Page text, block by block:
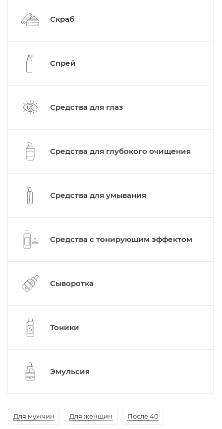
Скраб
Спрей
Средства для глаз
Средства для глубокого очищения
Средства для умывания
Средства с тонирующим эффектом
Сыворотка
Тоники
Эмульсия
Для мужчин Для женщин После 40